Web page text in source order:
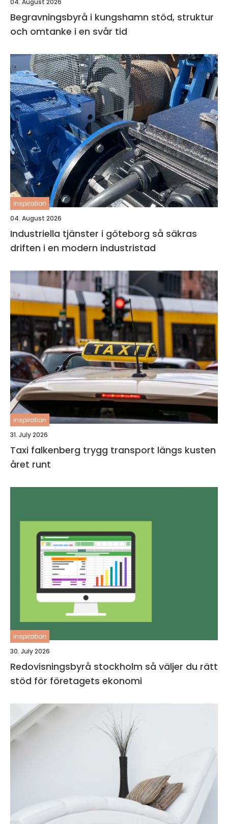
04. August 2026
Begravningsbyrå i kungshamn stöd, struktur
och omtanke i en svår tid
inspiration
04. August 2026
Industriella tjänster i göteborg så säkras
driften i en modern industristad
inspiration
31. July 2026
Taxi falkenberg trygg transport längs kusten
året runt
inspiration
30. July 2026
Redovisningsbyrå stockholm så väljer du rätt
stöd för företagets ekonomi